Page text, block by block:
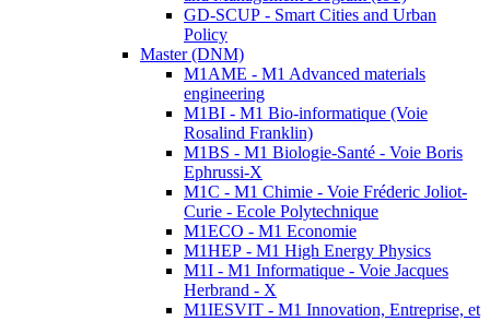
GD-SCUP - Smart Cities and Urban
Policy
Master (DNM)
M1AME - M1 Advanced materials
engineering
M1BI - M1 Bio-informatique (Voie
Rosalind Franklin)
M1BS - M1 Biologie-Santé - Voie Boris
Ephrussi-X
M1C - M1 Chimie - Voie Fréderic Joliot-
Curie - Ecole Polytechnique
M1ECO - M1 Economie
M1HEP - M1 High Energy Physics
M1I - M1 Informatique - Voie Jacques
Herbrand - X
M1IESVIT - M1 Innovation, Entreprise, et